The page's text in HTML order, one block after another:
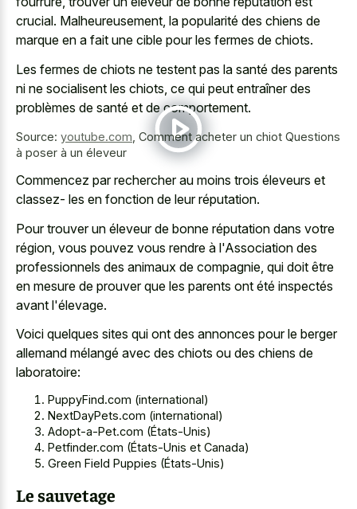
crucial. Malheureusement, la popularité des chiens de
marque en a fait une cible pour les fermes de chiots.
Les fermes de chiots ne testent pas la santé des parents
ni ne socialisent les chiots, ce qui peut entraîner des
problèmes de santé et de comportement.
Source: youtube.com Comment acheter un chiot Questions
à poser à un éleveur
Commencez par rechercher au moins trois éleveurs et
classez- les en fonction de leur réputation.
Pour trouver un éleveur de bonne réputation dans votre
région, vous pouvez vous rendre à l'Association des
professionnels des animaux de compagnie, qui doit être
en mesure de prouver que les parents ont été inspectés
avant l'élevage.
Voici quelques sites qui ont des annonces pour le berger
allemand mélangé avec des chiots ou des chiens de
laboratoire:
PuppyFind.com (international)
NextDayPets.com (international)
Adopt-a-Pet.com (États-Unis)
Petfinder.com (États-Unis et Canada)
Green Field Puppies (États-Unis)
Le sauvetage